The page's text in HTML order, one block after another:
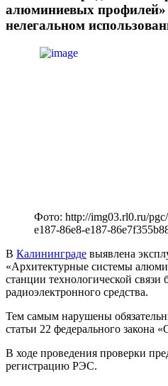
алюминиевых профилей»
нелегальном
Фото: http://img03.rl0.ru/
e187-86e8-e187-
В Калининграде выявлена
«Архитектурные системы
станции технологической связи
радиоэлектронного средства.
Тем самым нарушены
статьи 22 федерального закона
В ходе проведения проверки
регистрацию РЭС.